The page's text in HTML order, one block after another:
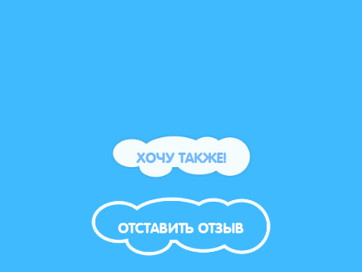
ХОЧУ ТАКЖЕ!
ОТСТАВИТЬ ОТЗЫВ